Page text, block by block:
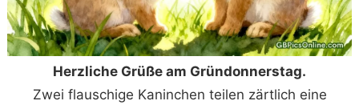
Herzliche Grüße am Gründonnerstag.
Zwei flauschige Kaninchen teilen zärtlich eine